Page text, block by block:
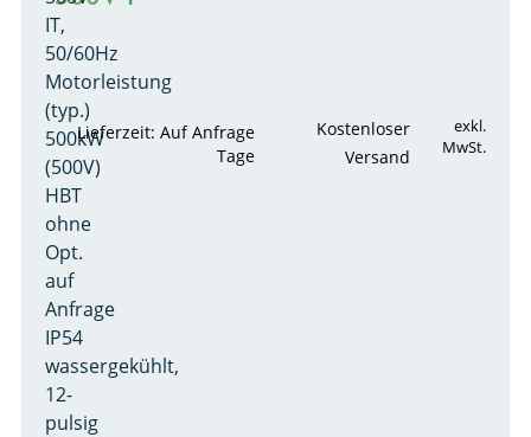
IT,
50/60Hz
Motorleistung
(typ.)
500kW
(500V)
HBT
ohne
Opt.
auf
Anfrage
IP54
wassergekühlt,
12-
pulsig
Lieferzeit: Auf Anfrage
Tage
Kostenloser
Versand
exkl.
MwSt.